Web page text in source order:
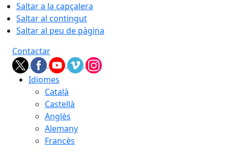
Saltar a la capçalera
Saltar al contingut
Saltar al peu de pàgina
Contactar
Idiomes
Català
Castellà
Anglès
Alemany
Francès